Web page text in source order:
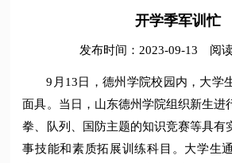
开学季军训忙
发布时间：2023-09-13 阅
9月13日，德州学院校园内，大学
面具。当日，山东德州学院组织新生进
拳、队列、国防主题的知识竞赛等具有
事技能和素质拓展训练科目。大学生